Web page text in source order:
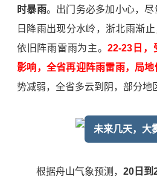
时暴雨。出门务必多加小心，
日降雨出现分水岭，浙北雨渐
依旧阵雨雷雨为主。22-23日，
影响，全省再迎阵雨雷雨，局
势减弱，全省多云到阴，部分地
未来几天，大
根据舟山气象预测， 20日到